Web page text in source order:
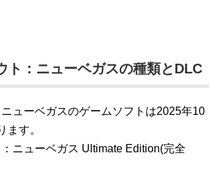
ト：ニューベガスの種類とDLC
ューベガスのゲームソフトは2025年10
ます。
：ニューベガス Ultimate Edition(完全